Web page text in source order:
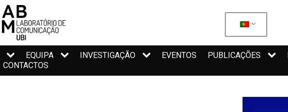
EQUIPA INVESTIGAÇÃO EVENTOS PUBLICAÇÕES
CONTACTOS